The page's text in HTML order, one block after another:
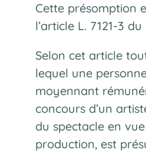
Cette présomption
l’article L. 7121-3
Selon cet article
lequel une
moyennant
concours d’un
du spectacle en
production, est